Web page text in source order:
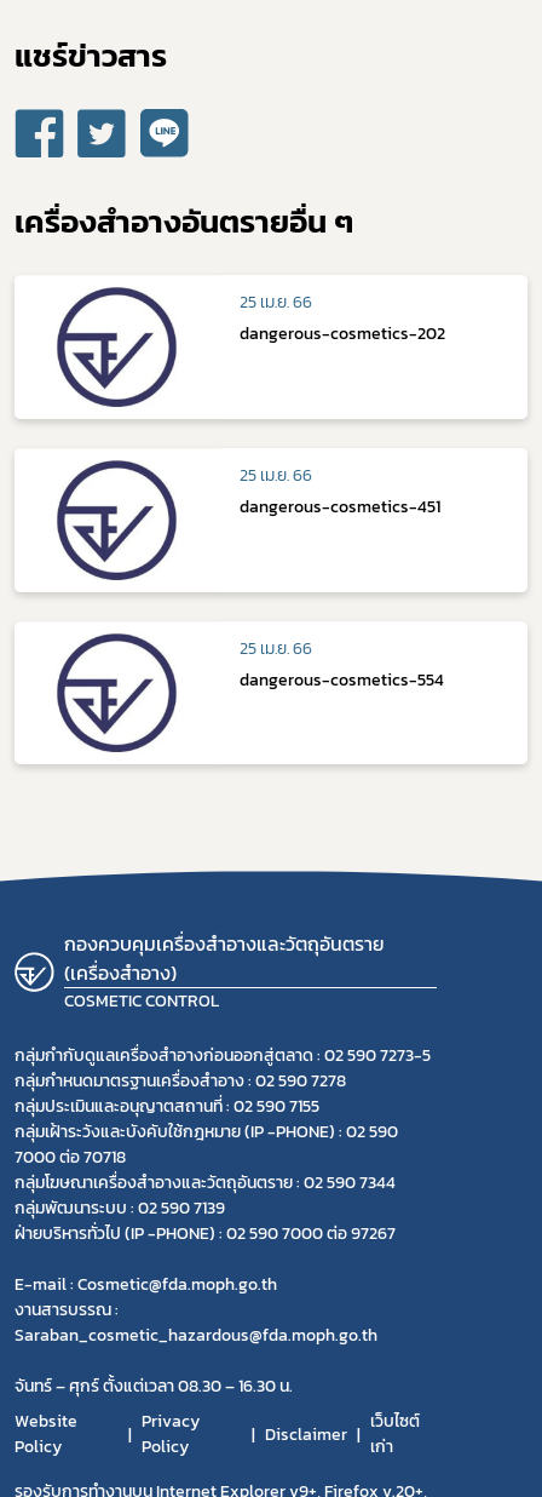
แชร์ข่าวสาร​
เครื่องสำอางอันตรายอื่น ๆ
25 เม.ย. 66
dangerous-cosmetics-202
25 เม.ย. 66
dangerous-cosmetics-451
25 เม.ย. 66
dangerous-cosmetics-554
กองควบคุมเครื่องสำอางและวัตถุอันตราย
(เครื่องสำอาง)
COSMETIC CONTROL
กลุ่มกำกับดูแลเครื่องสำอางก่อนออกสู่ตลาด : 02 590 7273-5
กลุ่มกำหนดมาตรฐานเครื่องสำอาง : 02 590 7278
กลุ่มประเมินและอนุญาตสถานที่ : 02 590 7155
กลุ่มเฝ้าระวังและบังคับใช้กฎหมาย (IP -PHONE) : 02 590
7000 ต่อ 70718
กลุ่มโฆษณาเครื่องสำอางและวัตถุอันตราย : 02 590 7344
กลุ่มพัฒนาระบบ : 02 590 7139
ฝ่ายบริหารทั่วไป (IP -PHONE) : 02 590 7000 ต่อ 97267
E-mail : Cosmetic@fda.moph.go.th
งานสารบรรณ :
Saraban_cosmetic_hazardous@fda.moph.go.th
จันทร์ – ศุกร์ ตั้งแต่เวลา 08.30 – 16.30 น.
Website
Policy
Privacy
Policy
Disclaimer
เว็บไซต์
เก่า